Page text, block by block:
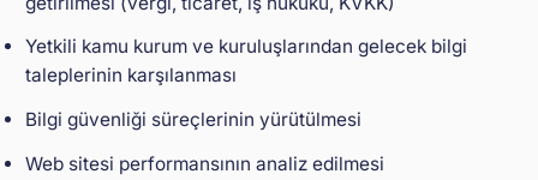
Yetkili kamu kurum ve kuruluşlarından gelecek bilgi
taleplerinin karşılanması
Bilgi güvenliği süreçlerinin yürütülmesi
Web sitesi performansının analiz edilmesi